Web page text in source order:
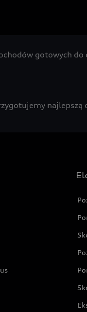
gotowych
najlepszą